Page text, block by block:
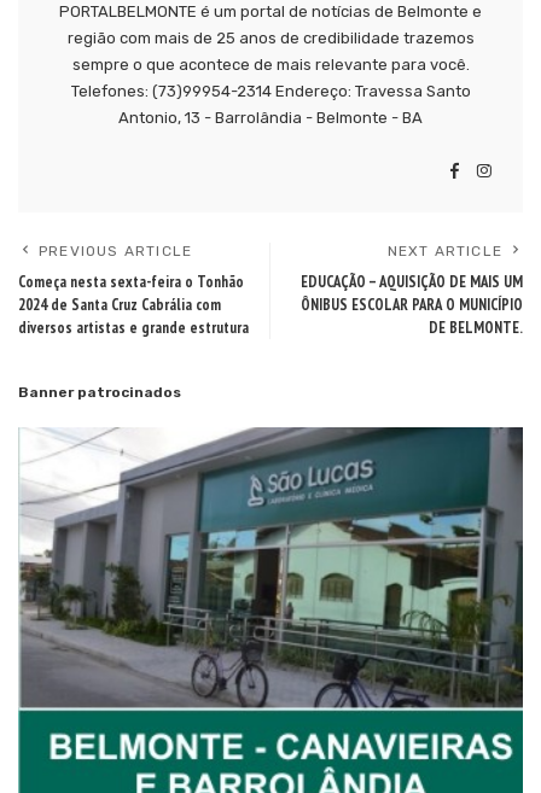
PORTALBELMONTE é um portal de notícias de Belmonte e
região com mais de 25 anos de credibilidade trazemos
sempre o que acontece de mais relevante para você.
Telefones: (73)99954-2314 Endereço: Travessa Santo
Antonio, 13 - Barrolândia - Belmonte - BA
PREVIOUS ARTICLE
Começa nesta sexta-feira o Tonhão
2024 de Santa Cruz Cabrália com
diversos artistas e grande estrutura
NEXT ARTICLE
EDUCAÇÃO – AQUISIÇÃO DE MAIS UM
ÔNIBUS ESCOLAR PARA O MUNICÍPIO
DE BELMONTE.
Banner patrocinados